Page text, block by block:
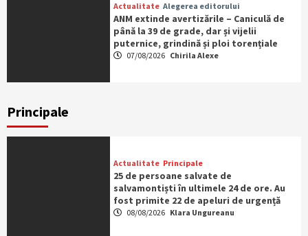
Actualitate Alegerea editorului
ANM extinde avertizările – Caniculă de
până la 39 de grade, dar și vijelii
puternice, grindină și ploi torențiale
07/08/2026 Chirila Alexe
Principale
Actualitate Principale
25 de persoane salvate de
salvamontiști în ultimele 24 de ore. Au
fost primite 22 de apeluri de urgență
08/08/2026 Klara Ungureanu